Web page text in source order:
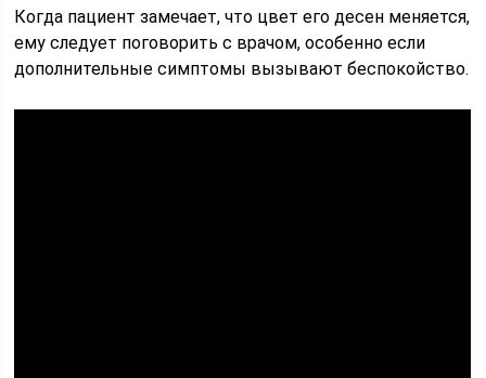
Когда пациент замечает, что цвет его десен меняется,
ему следует поговорить с врачом, особенно если
дополнительные симптомы вызывают беспокойство.